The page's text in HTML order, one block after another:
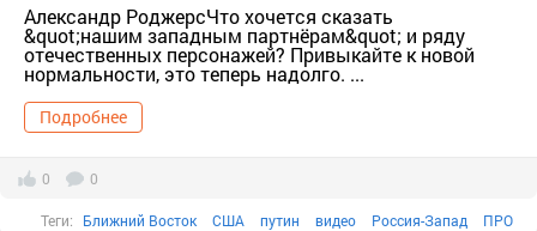
Александр РоджерсЧто хочется сказать
&quot;нашим западным партнёрам&quot; и ряду
отечественных персонажей? Привыкайте к новой
нормальности, это теперь надолго. ...
Подробнее
0 0
Теги: Ближний Восток США путин видео Россия-Запад ПРО